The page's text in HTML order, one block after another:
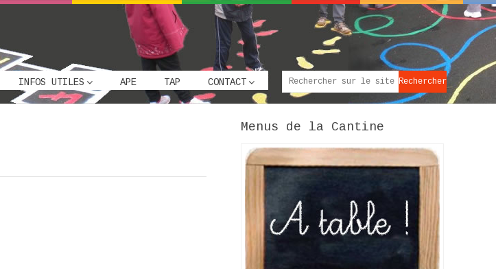
INFOS UTILES APE TAP CONTACT
Menus de la Cantine